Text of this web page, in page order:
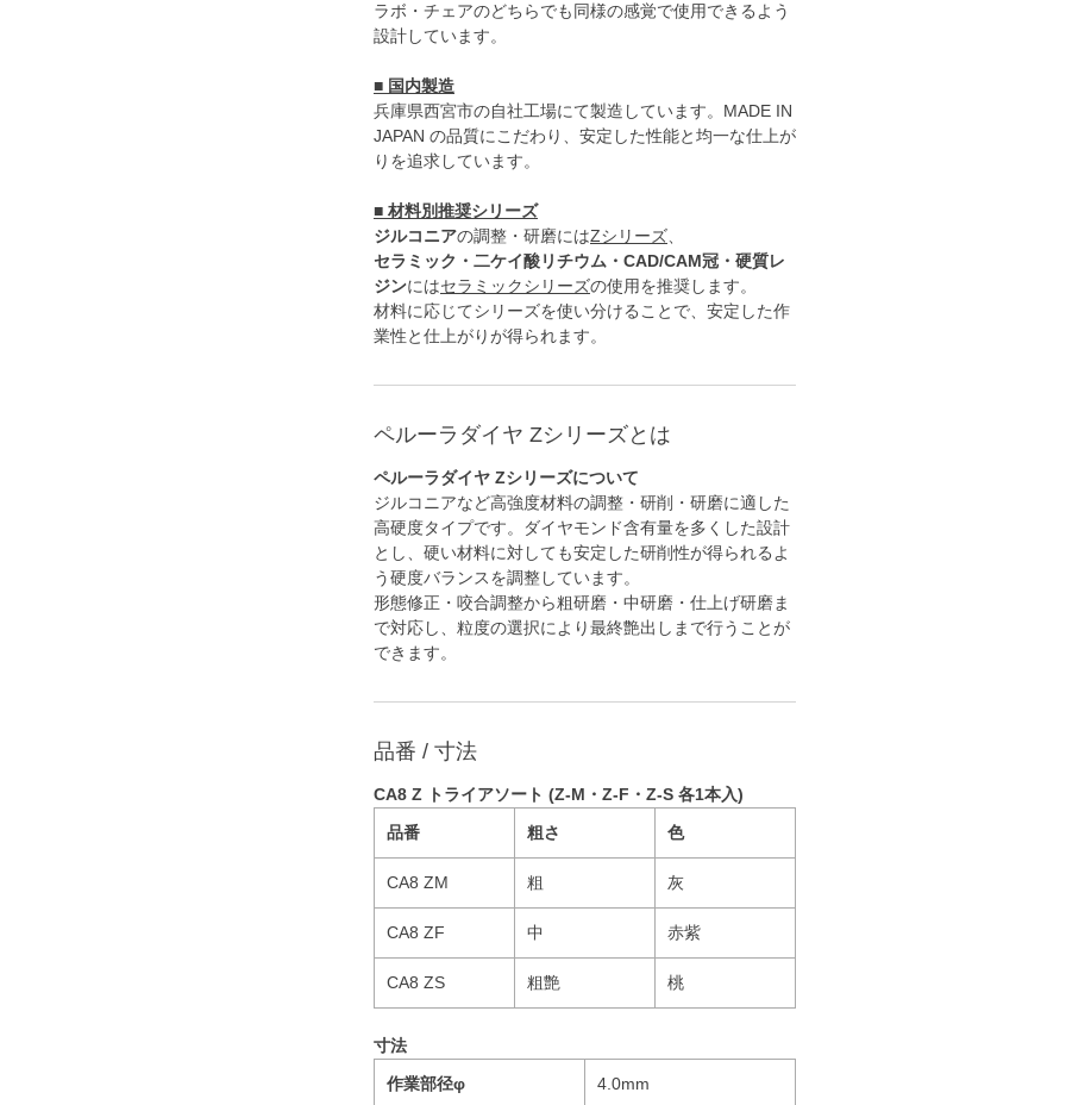
ラボ・チェアのどちらでも同様の感覚で使用できるよう
設計しています。
■ 国内製造
兵庫県西宮市の自社工場にて製造しています。MADE IN
JAPAN の品質にこだわり、安定した性能と均一な仕上が
りを追求しています。
■ 材料別推奨シリーズ
ジルコニアの調整・研磨にはZシリーズ、
セラミック・二ケイ酸リチウム・CAD/CAM冠・硬質レ
ジンにはセラミックシリーズの使用を推奨します。
材料に応じてシリーズを使い分けることで、安定した作
業性と仕上がりが得られます。
ペルーラダイヤ Zシリーズとは
ペルーラダイヤ Zシリーズについて
ジルコニアなど高強度材料の調整・研削・研磨に適した
高硬度タイプです。ダイヤモンド含有量を多くした設計
とし、硬い材料に対しても安定した研削性が得られるよ
う硬度バランスを調整しています。
形態修正・咬合調整から粗研磨・中研磨・仕上げ研磨ま
で対応し、粒度の選択により最終艶出しまで行うことが
できます。
品番 / 寸法
CA8 Z トライアソート (Z-M・Z-F・Z-S 各1本入)
品番
粗さ 色
CA8 ZM 粗 灰
CA8 ZF 中 赤紫
CA8 ZS 粗艶 桃
寸法
作業部径φ
4.0mm